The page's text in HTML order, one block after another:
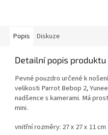
Popis Diskuze
Detailní popis produktu
Pevné pouzdro určené k
velikosti Parrot Bebop 2,
nadšence s kamerami. Má
mini.
vnitřní rozměry: 27 x 27 x 11 cm